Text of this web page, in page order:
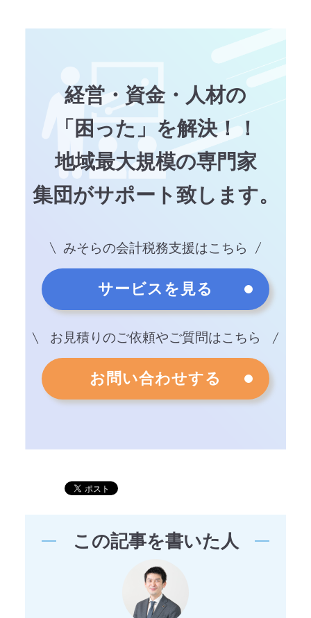
経営・資金・人材の
「困った」を解決！！
地域最大規模の専門家
集団がサポート致します。
みそらの会計税務支援はこちら
サービスを見る
お見積りのご依頼やご質問はこちら
お問い合わせする
この記事を書いた人